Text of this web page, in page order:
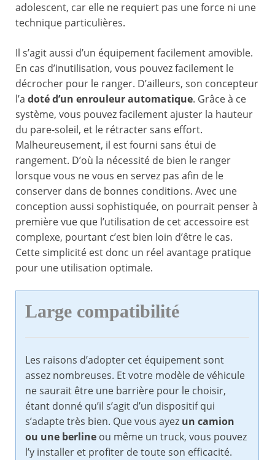
adolescent, car elle ne requiert pas une force ni une
technique particulières.
Il s’agit aussi d’un équipement facilement amovible.
En cas d’inutilisation, vous pouvez facilement le
décrocher pour le ranger. D’ailleurs, son concepteur
l’a doté d’un enrouleur automatique. Grâce à ce
système, vous pouvez facilement ajuster la hauteur
du pare-soleil, et le rétracter sans effort.
Malheureusement, il est fourni sans étui de
rangement. D’où la nécessité de bien le ranger
lorsque vous ne vous en servez pas afin de le
conserver dans de bonnes conditions. Avec une
conception aussi sophistiquée, on pourrait penser à
première vue que l’utilisation de cet accessoire est
complexe, pourtant c’est bien loin d’être le cas.
Cette simplicité est donc un réel avantage pratique
pour une utilisation optimale.
Large compatibilité
Les raisons d’adopter cet équipement sont
assez nombreuses. Et votre modèle de véhicule
ne saurait être une barrière pour le choisir,
étant donné qu’il s’agit d’un dispositif qui
s’adapte très bien. Que vous ayez un camion
ou une berline ou même un truck, vous pouvez
l’y installer et profiter de toute son efficacité.